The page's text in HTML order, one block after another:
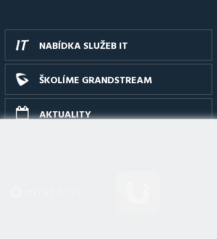
NABÍDKA SLUŽEB IT
ŠKOLÍME GRANDSTREAM
AKTUALITY